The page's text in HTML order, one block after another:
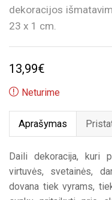
dekoracijos
23 x 1 cm.
13,99€
Neturime
Aprašymas
Daili dekoracija, kuri
virtuvės, svetainės,
dovana tiek vyrams,